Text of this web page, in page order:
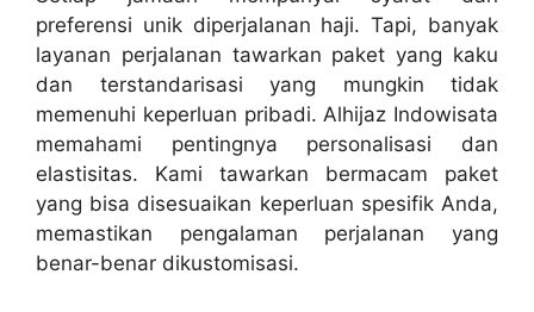
preferensi unik diperjalanan haji. Tapi, banyak
layanan perjalanan tawarkan paket yang kaku
dan terstandarisasi yang mungkin tidak
memenuhi keperluan pribadi. Alhijaz Indowisata
memahami pentingnya personalisasi dan
elastisitas. Kami tawarkan bermacam paket
yang bisa disesuaikan keperluan spesifik Anda,
memastikan pengalaman perjalanan yang
benar-benar dikustomisasi.